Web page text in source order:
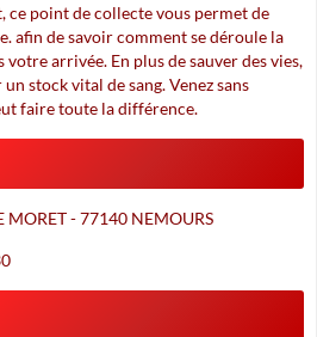
ce point de collecte vous permet de
afin de savoir comment se déroule la
votre arrivée. En plus de sauver des vies,
stock vital de sang. Venez sans
faire toute la différence.
MORET - 77140 NEMOURS